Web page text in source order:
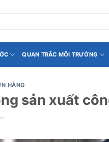
QUAN TRẮC MÔI TRƯỜNG
HÀNG
sản xuất